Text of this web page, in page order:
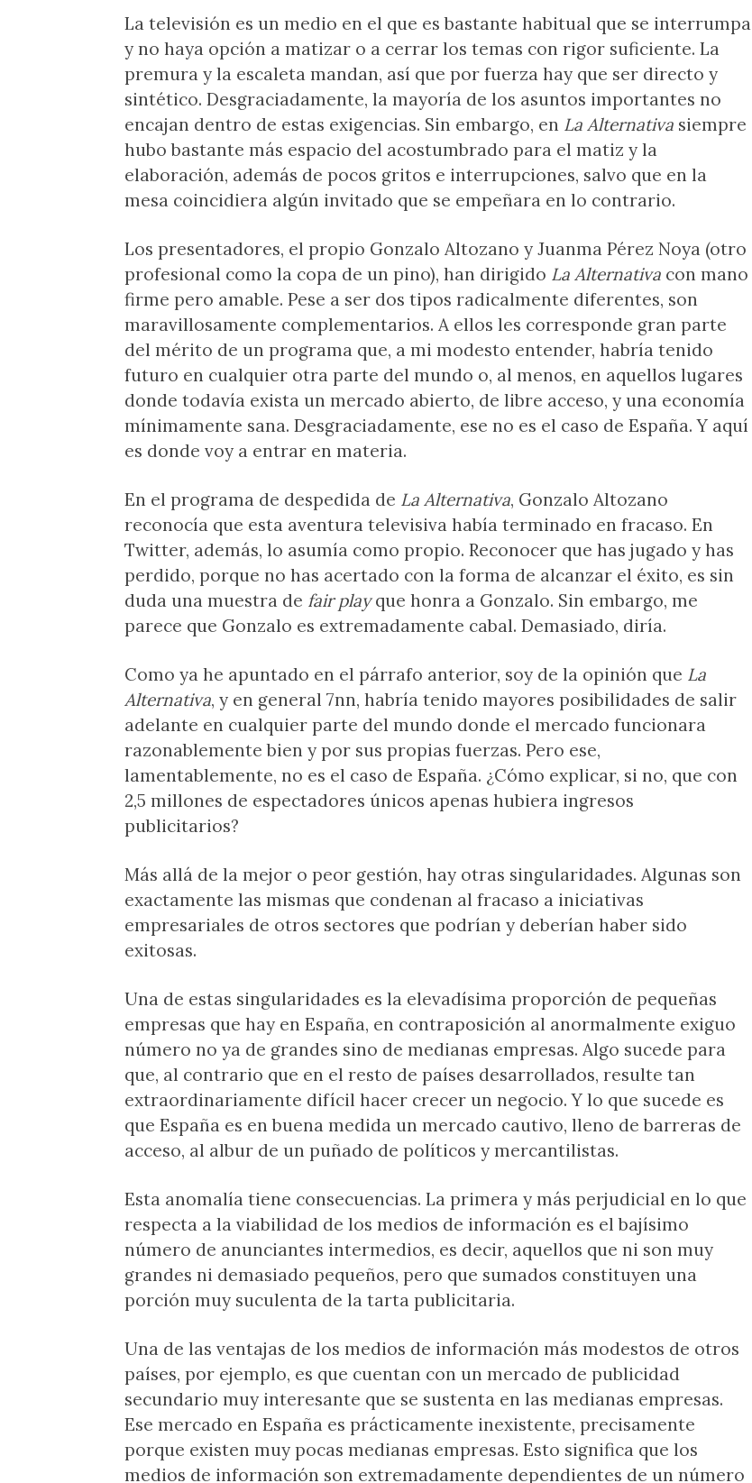
La televisión es un medio en el que es bastante habitual que se interrumpa
y no haya opción a matizar o a cerrar los temas con rigor suficiente. La
premura y la escaleta mandan, así que por fuerza hay que ser directo y
sintético. Desgraciadamente, la mayoría de los asuntos importantes no
encajan dentro de estas exigencias. Sin embargo, en La Alternativa siempre
hubo bastante más espacio del acostumbrado para el matiz y la
elaboración, además de pocos gritos e interrupciones, salvo que en la
mesa coincidiera algún invitado que se empeñara en lo contrario.
Los presentadores, el propio Gonzalo Altozano y Juanma Pérez Noya (otro
profesional como la copa de un pino), han dirigido La Alternativa con mano
firme pero amable. Pese a ser dos tipos radicalmente diferentes, son
maravillosamente complementarios. A ellos les corresponde gran parte
del mérito de un programa que, a mi modesto entender, habría tenido
futuro en cualquier otra parte del mundo o, al menos, en aquellos lugares
donde todavía exista un mercado abierto, de libre acceso, y una economía
mínimamente sana. Desgraciadamente, ese no es el caso de España. Y aquí
es donde voy a entrar en materia.
En el programa de despedida de La Alternativa, Gonzalo Altozano
reconocía que esta aventura televisiva había terminado en fracaso. En
Twitter, además, lo asumía como propio. Reconocer que has jugado y has
perdido, porque no has acertado con la forma de alcanzar el éxito, es sin
duda una muestra de fair playque honra a Gonzalo. Sin embargo, me
parece que Gonzalo es extremadamente cabal. Demasiado, diría.
Como ya he apuntado en el párrafo anterior, soy de la opinión que La
Alternativa, y en general 7nn, habría tenido mayores posibilidades de salir
adelante en cualquier parte del mundo donde el mercado funcionara
razonablemente bien y por sus propias fuerzas. Pero ese,
lamentablemente, no es el caso de España. ¿Cómo explicar, si no, que con
2,5 millones de espectadores únicos apenas hubiera ingresos
publicitarios?
Más allá de la mejor o peor gestión, hay otras singularidades. Algunas son
exactamente las mismas que condenan al fracaso a iniciativas
empresariales de otros sectores que podrían y deberían haber sido
exitosas.
Una de estas singularidades es la elevadísima proporción de pequeñas
empresas que hay en España, en contraposición al anormalmente exiguo
número no ya de grandes sino de medianas empresas. Algo sucede para
que, al contrario que en el resto de países desarrollados, resulte tan
extraordinariamente difícil hacer crecer un negocio. Y lo que sucede es
que España es en buena medida un mercado cautivo, lleno de barreras de
acceso, al albur de un puñado de políticos y mercantilistas.
Esta anomalía tiene consecuencias. La primera y más perjudicial en lo que
respecta a la viabilidad de los medios de información es el bajísimo
número de anunciantes intermedios, es decir, aquellos que ni son muy
grandes ni demasiado pequeños, pero que sumados constituyen una
porción muy suculenta de la tarta publicitaria.
Una de las ventajas de los medios de información más modestos de otros
países, por ejemplo, es que cuentan con un mercado de publicidad
secundario muy interesante que se sustenta en las medianas empresas.
Ese mercado en España es prácticamente inexistente, precisamente
porque existen muy pocas medianas empresas. Esto significa que los
medios de información son extremadamente dependientes de un número